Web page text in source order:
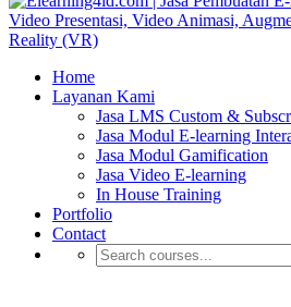
Home
Layanan Kami
Jasa LMS Custom &
Jasa Modul E-learning
Jasa Modul Gamification
Jasa Video E-learning
In House Training
Portfolio
Contact